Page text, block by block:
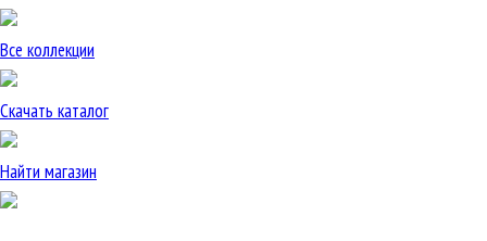
Все коллекции
Скачать каталог
Найти магазин